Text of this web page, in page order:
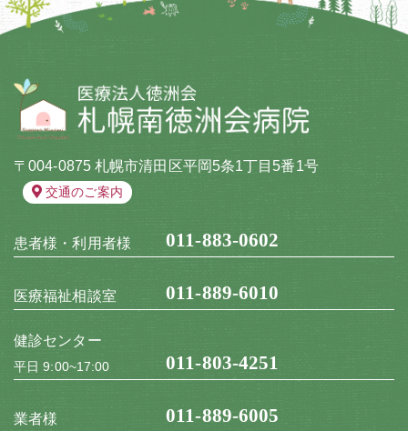
〒004-0875 札幌市清田区平岡5条1丁目5番1号
交通のご案内
患者様・利用者様 011-883-0602
医療福祉相談室 011-889-6010
健診センター
平日 9:00~17:00 011-803-4251
業者様 011-889-6005